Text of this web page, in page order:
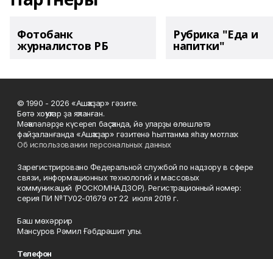
Фотобанк
журналистов РБ
Рубрика "Еда и
напитки"
© 1990 - 2026 «Ашҡаҙар» гәзите.
Бөтә хоҡуҡтар ҙа яҡланған.
Мәҡәләләрҙе күсереп баҫҡанда, йә уларҙы өлөшләтә
файҙаланғанда «Ашҡаҙар» гәзитенә һылтанма яһау мотлаҡ.
Об использовании персональных данных
Зарегистрировано Федеральной службой по надзору в сфере
связи, информационных технологий и массовых
коммуникаций (РОСКОМНАДЗОР). Регистрационный номер:
серия ПИ №ТУ02-01679 от 22 июля 2019 г.
Баш мөхәррир
Мансуров Рәмил Ғәбдрәшит улы.
Телефон